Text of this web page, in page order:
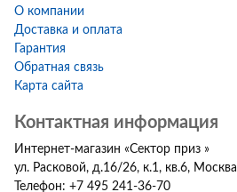
О компании
Доставка и оплата
Гарантия
Обратная связь
Карта сайта
Контактная информация
Интернет-магазин «Сектор приз »
ул. Расковой, д.16/26, к.1, кв.6, Москва
Телефон: +7 495 241-36-70